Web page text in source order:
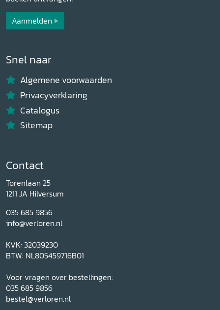
Aanmelden
Snel naar
Algemene voorwaarden
Privacyverklaring
Catalogus
Sitemap
Contact
Torenlaan 25
1211 JA Hilversum
035 685 9856
info@verloren.nl
KVK: 32039230
BTW: NL805459716B01
Voor vragen over bestellingen:
035 685 9856
bestel@verloren.nl